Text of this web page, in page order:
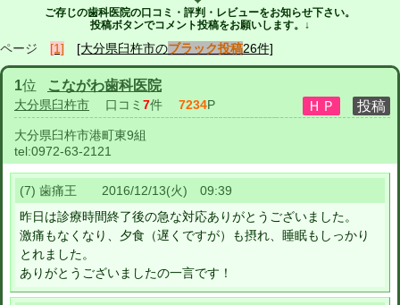
ご存じの歯科医院の口コミ・評判・レビューをお知らせ下さい。
投稿ボタンでコメント投稿をお願いします。↓
ページ [1] [大分県臼杵市のブラック投稿26件]
1位 こながわ歯科医院
大分県臼杵市 口コミ 7件 7234P
大分県臼杵市港町東9組
tel:0972-63-2121
(7) 歯痛王 2016/12/13(火) 09:39
昨日は診療時間終了後の急な対応ありがとうございました。
激痛もなくなり、夕食（遅くですが）も摂れ、睡眠もしっかり
とれました。
ありがとうございましたの一言です！